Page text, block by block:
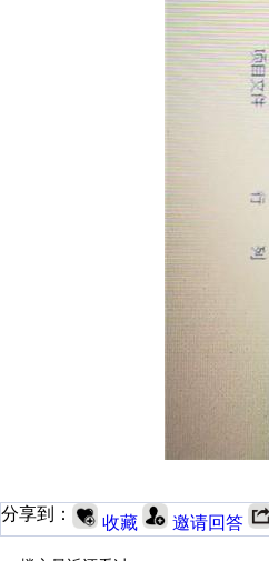
分享到： 收藏 邀请回答